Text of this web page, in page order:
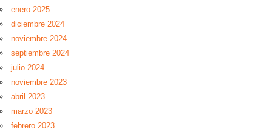
enero 2025
diciembre 2024
noviembre 2024
septiembre 2024
julio 2024
noviembre 2023
abril 2023
marzo 2023
febrero 2023